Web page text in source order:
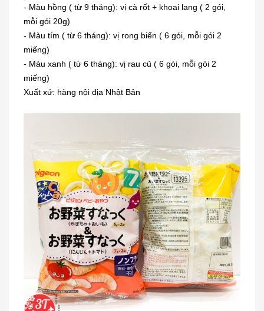
- Màu hồng ( từ 9 tháng): vị cà rốt + khoai lang ( 2 gói,
mỗi gói 20g)
- Màu tím ( từ 6 tháng): vị rong biển ( 6 gói, mỗi gói 2
miếng)
- Màu xanh ( từ 6 tháng): vị rau củ ( 6 gói, mỗi gói 2
miếng)
Xuất xứ: hàng nội địa Nhật Bản